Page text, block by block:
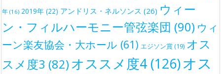
年 (16) 2019年 (22) アンドリス・ネルソンス (26) ウィー
ン・フィルハーモニー管弦楽団 (90) ウィ
ーン楽友協会・大ホール (61) エジソン賞(19) オス
スメ度3 (82) オススメ度4 (126)オス